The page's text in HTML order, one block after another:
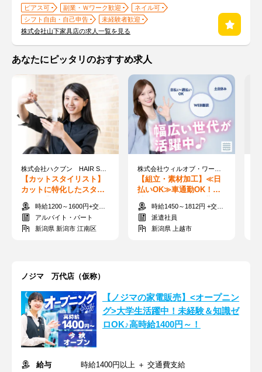
ピアス可 副業・Ｗワーク歓迎
ネイル可
シフト自由・自己申告
未経験者歓迎
株式会社山下家具店の求人一覧を見る
あなたにピッタリのおすすめ求人
【カットスタイリスト】
カットに特化したスタイ
リスト業務♪ブランクOK♪
要：美容師免許
時給1200～1600円+交通費全額支給
アルバイト・パート
新潟県 新潟市 江南区
【組立・素材加工】≪日
払いOK≫車通勤OK！正
社員登用あり＊即日勤務
◎南高田駅_H129091
時給1450～1812円 +交通費
派遣社員
新潟県 上越市
ノジマ 万代店（仮称）
【ノジマの家電販売】<オープニン
グ>大学生活躍中！未経験＆知識ゼ
ロOK♪高時給1400円～！
給与
時給1400円以上 ＋ 交通費支給